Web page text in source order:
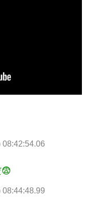
08:42:54.06
08:44:48.99